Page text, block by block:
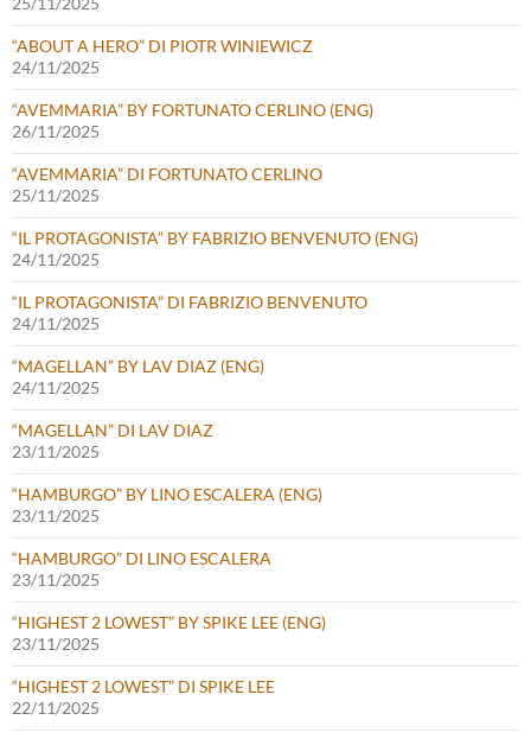
“ABOUT A HERO” DI PIOTR WINIEWICZ
24/11/2025
“AVEMMARIA” BY FORTUNATO CERLINO (ENG)
26/11/2025
“AVEMMARIA” DI FORTUNATO CERLINO
25/11/2025
“IL PROTAGONISTA” BY FABRIZIO BENVENUTO (ENG)
24/11/2025
“IL PROTAGONISTA” DI FABRIZIO BENVENUTO
24/11/2025
“MAGELLAN” BY LAV DIAZ (ENG)
24/11/2025
“MAGELLAN” DI LAV DIAZ
23/11/2025
“HAMBURGO” BY LINO ESCALERA (ENG)
23/11/2025
“HAMBURGO” DI LINO ESCALERA
23/11/2025
“HIGHEST 2 LOWEST” BY SPIKE LEE (ENG)
23/11/2025
“HIGHEST 2 LOWEST” DI SPIKE LEE
22/11/2025